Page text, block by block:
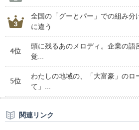
全国の「グーとパー」での組み分
に違う
4位
頭に残るあのメロディ。企業の語
覚...
5位
わたしの地域の、「大富豪」のロ
て」...
関連リンク